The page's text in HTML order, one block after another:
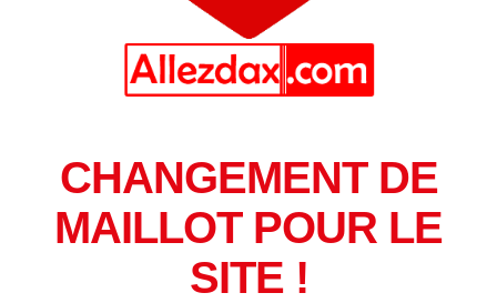
CHANGEMENT DE
MAILLOT POUR LE
SITE !